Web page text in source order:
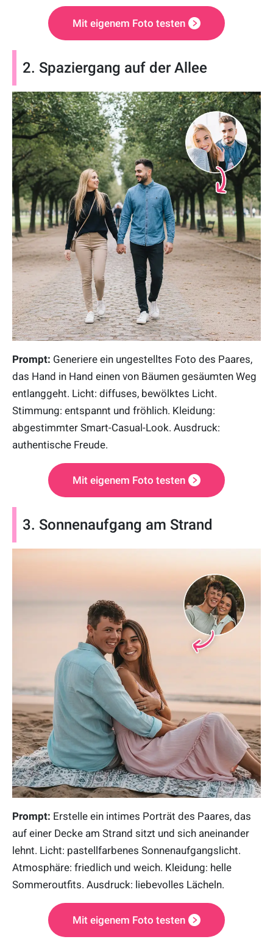
Mit eigenem Foto testen
2. Spaziergang auf der Allee
Prompt: Generiere ein ungestelltes Foto des Paares,
das Hand in Hand einen von Bäumen gesäumten Weg
entlanggeht. Licht: diffuses, bewölktes Licht.
Stimmung: entspannt und fröhlich. Kleidung:
abgestimmter Smart-Casual-Look. Ausdruck:
authentische Freude.
Mit eigenem Foto testen
3. Sonnenaufgang am Strand
Prompt: Erstelle ein intimes Porträt des Paares, das
auf einer Decke am Strand sitzt und sich aneinander
lehnt. Licht: pastellfarbenes Sonnenaufgangslicht.
Atmosphäre: friedlich und weich. Kleidung: helle
Sommeroutfits. Ausdruck: liebevolles Lächeln.
Mit eigenem Foto testen